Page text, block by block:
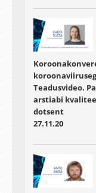
Teadusvideo.
arstiabi
dotsent
27.11.20